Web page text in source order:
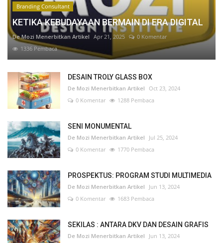
Branding Consultant
KETIKA KEBUDAYAAN BERMAIN DI ERA DIGITAL
De Mozi Menerbitkan Artikel Apr 21, 2025
0 Komentar
1336 Pembaca
DESAIN TROLY GLASS BOX
De Mozi Menerbitkan Artikel
Oct 23, 2024
0 Komentar
1288 Pembaca
SENI MONUMENTAL
De Mozi Menerbitkan Artikel
Jul 25, 2024
0 Komentar
1770 Pembaca
PROSPEKTUS: PROGRAM STUDI MULTIMEDIA
De Mozi Menerbitkan Artikel
Jun 13, 2024
0 Komentar
1683 Pembaca
SEKILAS : ANTARA DKV DAN DESAIN GRAFIS
De Mozi Menerbitkan Artikel
Jun 13, 2024